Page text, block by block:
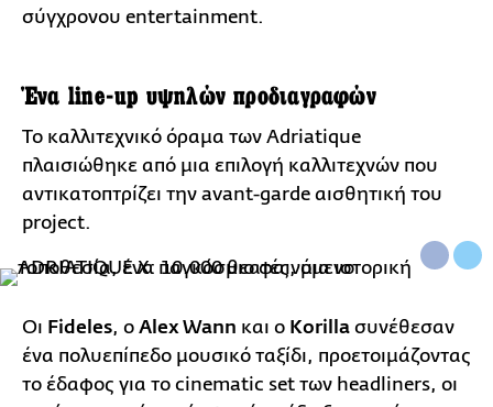
σύγχρονου entertainment.
Ένα line-up υψηλών προδιαγραφών
Το καλλιτεχνικό όραμα των Adriatique
πλαισιώθηκε από μια επιλογή καλλιτεχνών που
αντικατοπτρίζει την avant-garde αισθητική του
project.
Οι Fideles, ο Alex Wann και ο Korilla συνέθεσαν
ένα πολυεπίπεδο μουσικό ταξίδι, προετοιμάζοντας
το έδαφος για το cinematic set των headliners, οι